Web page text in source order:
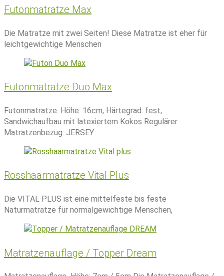
Futonmatratze Max
Die Matratze mit zwei Seiten! Diese Matratze ist eher für
leichtgewichtige Menschen
Futonmatratze Duo Max
Futonmatratze: Höhe: 16cm, Härtegrad: fest,
Sandwichaufbau mit latexiertem Kokos Regulärer
Matratzenbezug: JERSEY
Rosshaarmatratze Vital Plus
Die VITAL PLUS ist eine mittelfeste bis feste
Naturmatratze für normalgewichtige Menschen,
Matratzenauflage / Topper Dream